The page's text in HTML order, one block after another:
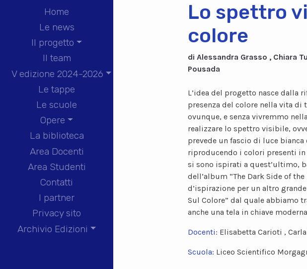
Home
Le news
Il progetto
Il team
V edizione 2024-2026
Le tappe
Le scuole
Opere
La biblioteca
Area Docenti
Area Studenti
Contatti
I partner
Privacy sito
Archivio Edizioni
Lo spettro
colore
di Alessandra Grasso , Chiara
Pousada
L’idea del progetto nasce dalla
presenza del colore nella vita
ovunque, e senza vivremmo
realizzare lo spettro visibile,
prevede un fascio di luce
riproducendo i colori presenti
si sono ispirati a quest’ultimo,
dell’album “The Dark Side of
d’ispirazione per un altro
Sul Colore” dal quale abbiamo
anche una tela in chiave
Docenti: Elisabetta Carioti ,
Scuola: Liceo Scientifico